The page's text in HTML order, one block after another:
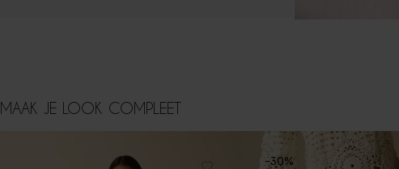
MAAK JE LOOK COMPLEET
-30%